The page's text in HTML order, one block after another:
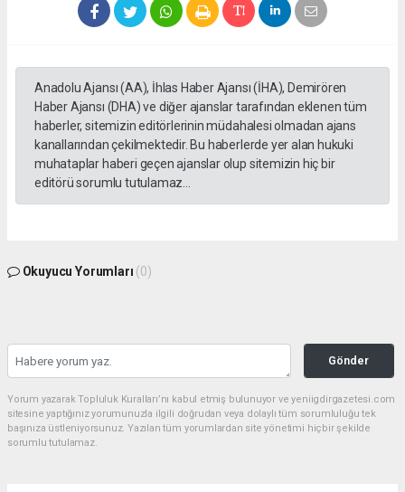
Anadolu Ajansı (AA), İhlas Haber Ajansı (İHA), Demirören
Haber Ajansı (DHA) ve diğer ajanslar tarafından eklenen tüm
haberler, sitemizin editörlerinin müdahalesi olmadan ajans
kanallarından çekilmektedir. Bu haberlerde yer alan hukuki
muhataplar haberi geçen ajanslar olup sitemizin hiç bir
editörü sorumlu tutulamaz...
Okuyucu Yorumları (0)
Gönder
Yorum yazarak Topluluk Kuralları’nı kabul etmiş bulunuyor ve yeniigdirgazetesi.com
sitesine yaptığınız yorumunuzla ilgili doğrudan veya dolaylı tüm sorumluluğu tek
başınıza üstleniyorsunuz. Yazılan tüm yorumlardan site yönetimi hiçbir şekilde
sorumlu tutulamaz.